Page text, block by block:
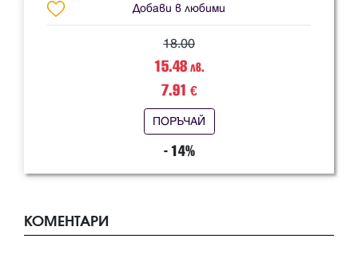
Добави в любими
18.00
15.48лв.
7.91 €
ПОРЪЧАЙ
- 14%
КОМЕНТАРИ